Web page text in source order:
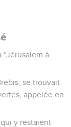
*Jérusalem à
se trouvait
appelée en
y restaient